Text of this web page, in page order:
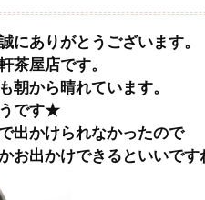
にありがとうございます。
屋店です。
朝から晴れています。
です★
出かけられなかったので
お出かけできるといいです